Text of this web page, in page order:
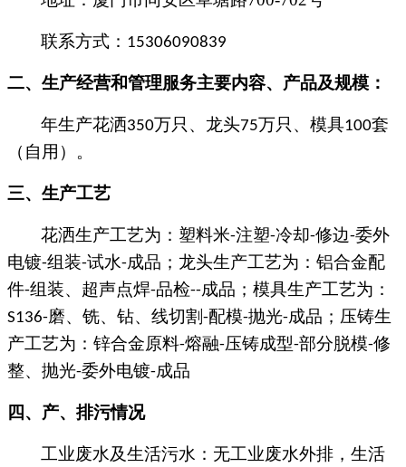
联系方式： 15306090839
二、 生产经营和管理服务主要内容、产品及规模：
年生产花洒350万只、龙头75万只、模具100套
（自用） 。
三、 生产工艺
花洒生产工艺为： 塑料米-注塑-冷却-修边-委外
电镀-组装-试水-成品； 龙头生产工艺为： 铝合金配
件-组装、超声点焊-品检--成品 ； 模具生产工艺为：
S136-磨、铣、钻、线切割 -配模-抛光-成品；压铸生
产工艺为： 锌合金原料-熔融-压铸成型-部分脱模-修
整、抛光-委外电镀-成品
四、 产、排污情况
工业废水及生活污水：无工业废水外排 ，生活